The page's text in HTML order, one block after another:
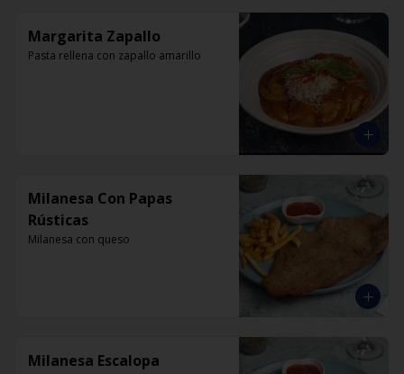
Margarita Zapallo
Pasta rellena con zapallo amarillo
Milanesa Con Papas
Rústicas
Milanesa con queso
Milanesa Escalopa